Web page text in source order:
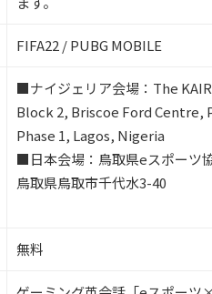
FIFA22 / PUBG MOBILE
■ナイジェリア会場：The
Block 2, Briscoe Ford
Phase 1, Lagos, Nigeria
■日本会場：鳥取県eスポーツ
鳥取県鳥取市千代水3-40
無料